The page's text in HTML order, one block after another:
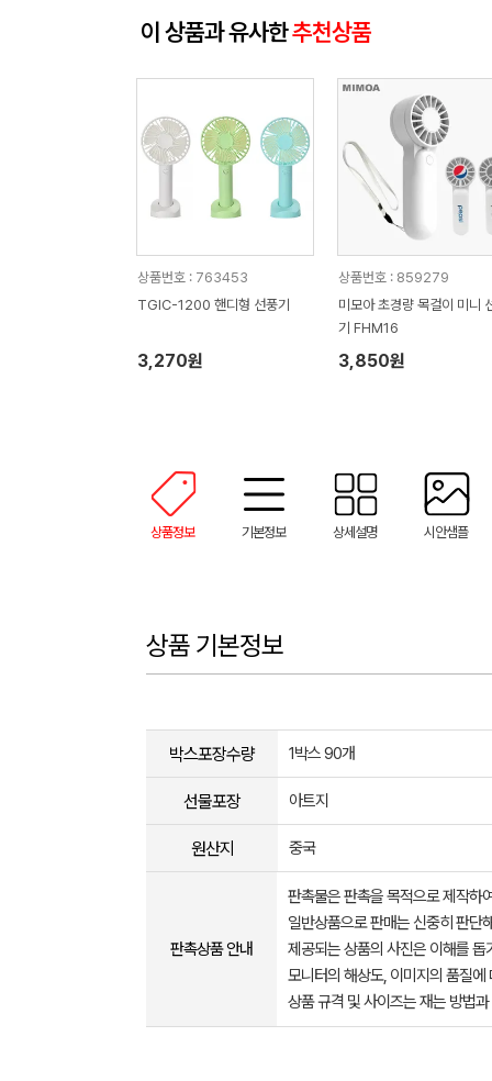
이 상품과 유사한추천상품
상품번호 : 763453
TGIC-1200 핸디형 선풍기
3,270원
상품번호 : 859279
미모아 초경량 목걸이 미니
기 FHM16
3,850원
상품정보 기본정보 상세설명 시안샘플
상품 기본정보
박스포장수량 1박스 90개
선물포장 아트지
원산지 중국
판촉상품 안내
판촉물은 판촉을 목적으로 제작하
일반상품으로 판매는 신중히 판단
제공되는 상품의 사진은 이해를
모니터의 해상도, 이미지의 품질
상품 규격 및 사이즈는 재는 방법